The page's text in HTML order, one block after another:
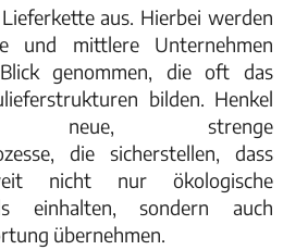
aus. Hierbei werden
und mittlere Unternehmen
genommen, die oft das
bilden. Henkel
neue, strenge
die sicherstellen, dass
nicht nur ökologische
einhalten, sondern auch
übernehmen.